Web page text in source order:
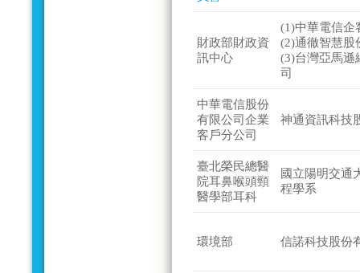
財政部財政資
訊中心
(1)中華電信企
(2)通徹智慧股
(3)台灣亞馬遜
司
中華電信股份
有限公司企業
客戶分公司
神通資訊科技
臺北榮民總醫
院耳鼻喉頭頸
醫學部耳科
國立陽明交通
程學系
環境部 信諾科技股份